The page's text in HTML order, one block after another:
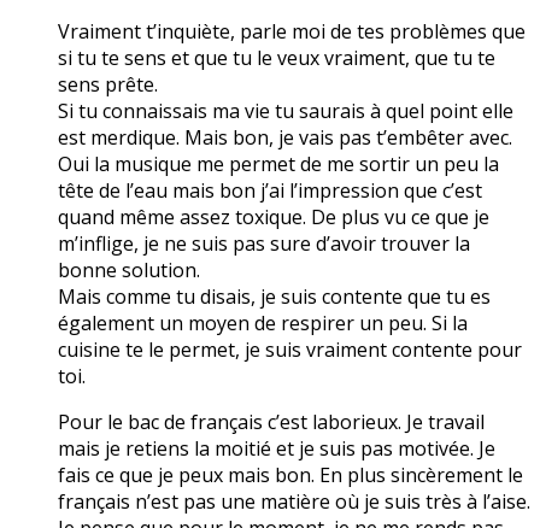
Vraiment t’inquiète, parle moi de tes problèmes que
si tu te sens et que tu le veux vraiment, que tu te
sens prête.
Si tu connaissais ma vie tu saurais à quel point elle
est merdique. Mais bon, je vais pas t’embêter avec.
Oui la musique me permet de me sortir un peu la
tête de l’eau mais bon j’ai l’impression que c’est
quand même assez toxique. De plus vu ce que je
m’inflige, je ne suis pas sure d’avoir trouver la
bonne solution.
Mais comme tu disais, je suis contente que tu es
également un moyen de respirer un peu. Si la
cuisine te le permet, je suis vraiment contente pour
toi.
Pour le bac de français c’est laborieux. Je travail
mais je retiens la moitié et je suis pas motivée. Je
fais ce que je peux mais bon. En plus sincèrement le
français n’est pas une matière où je suis très à l’aise.